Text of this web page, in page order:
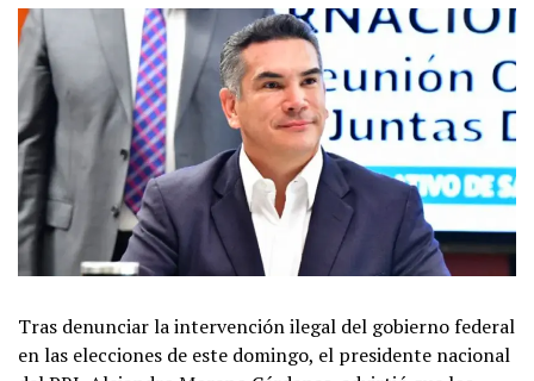
Tras denunciar la intervención ilegal del gobierno federal
en las elecciones de este domingo, el presidente nacional